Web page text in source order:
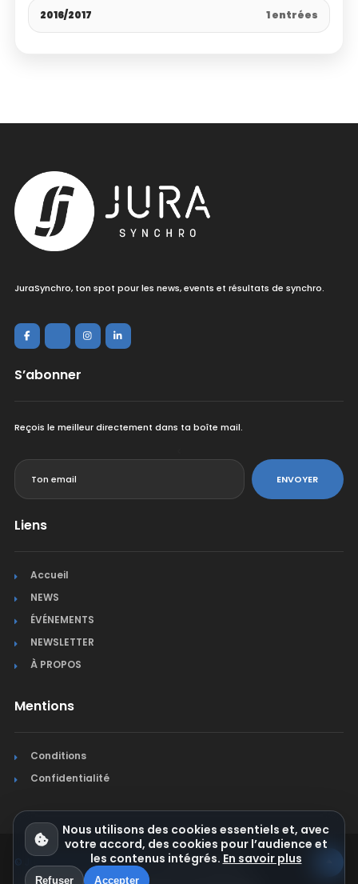
2016/2017 1 entrées
JuraSynchro, ton spot pour les news, events et résultats de synchro.
S’abonner
Reçois le meilleur directement dans ta boîte mail.
ENVOYER
Liens
Accueil
NEWS
ÉVÉNEMENTS
NEWSLETTER
À PROPOS
Mentions
Conditions
Confidentialité
© Jura Synchro 2015-2026. Tous droits réservés.
Nous utilisons des cookies essentiels et, avec
votre accord, des cookies pour l’audience et
les contenus intégrés. En savoir plus
Refuser Accepter